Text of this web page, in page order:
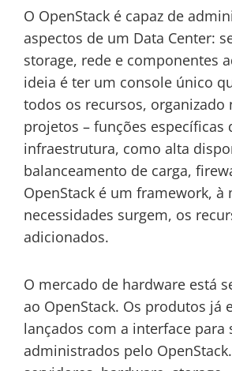
O OpenStack é capaz de
aspectos de um Data Center:
storage, rede e componentes
ideia é ter um console único
todos os recursos, organizado
projetos – funções específicas
infraestrutura, como alta
balanceamento de carga,
OpenStack é um framework, à
necessidades surgem, os
adicionados.
O mercado de hardware está
ao OpenStack. Os produtos já
lançados com a interface para
administrados pelo